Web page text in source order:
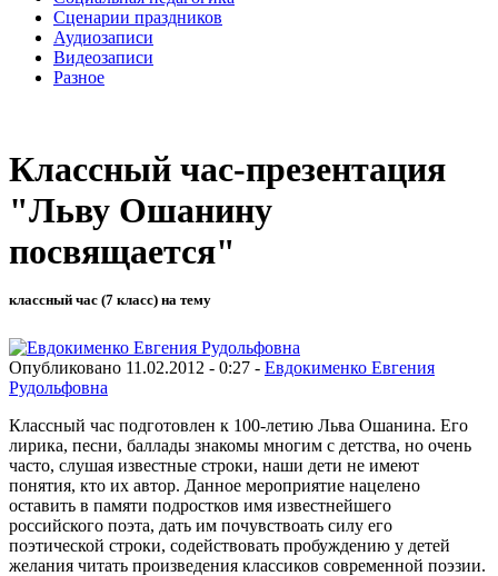
Сценарии праздников
Аудиозаписи
Видеозаписи
Разное
Классный час-презентация
"Льву Ошанину
посвящается"
классный час (7 класс) на тему
Опубликовано 11.02.2012 - 0:27 - Евдокименко Евгения
Рудольфовна
Классный час подготовлен к 100-летию Льва Ошанина. Его
лирика, песни, баллады знакомы многим с детства, но очень
часто, слушая известные строки, наши дети не имеют
понятия, кто их автор. Данное мероприятие нацелено
оставить в памяти подростков имя известнейшего
российского поэта, дать им почувствоать силу его
поэтической строки, содействовать пробуждению у детей
желания читать произведения классиков современной поэзии.